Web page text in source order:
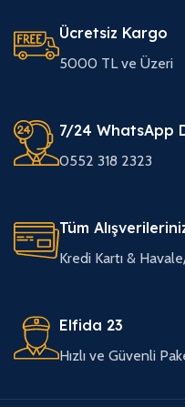
Ücretsiz Kargo
5000 TL ve Üzeri
7/24 WhatsApp
0552 318 2323
Tüm
Kredi Kartı &
Elfida 23
Hızlı ve Güvenli